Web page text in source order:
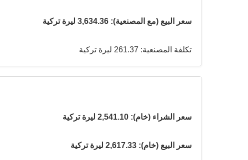
سعر البيع (مع المصنعية): 3,634.36 ليرة تركية
تكلفة المصنعية: 261.37 ليرة تركية
سعر الشراء (خام): 2,541.10 ليرة تركية
سعر البيع (خام): 2,617.33 ليرة تركية